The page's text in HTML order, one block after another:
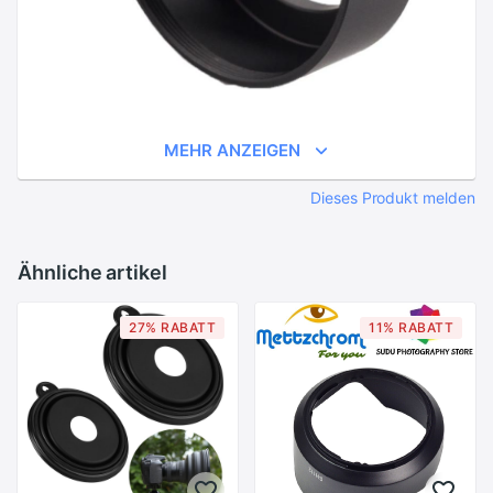
MEHR ANZEIGEN
Dieses Produkt melden
Ähnliche artikel
27% RABATT 11% RABATT